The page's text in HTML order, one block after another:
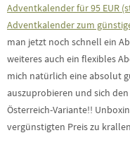
Adventkalender für 95 EUR
Adventkalender zum
man jetzt noch schnell ein
weiteres auch ein flexibles
mich natürlich eine absolut
auszuprobieren und sich
Österreich-Variante!!
vergünstigten Preis zu